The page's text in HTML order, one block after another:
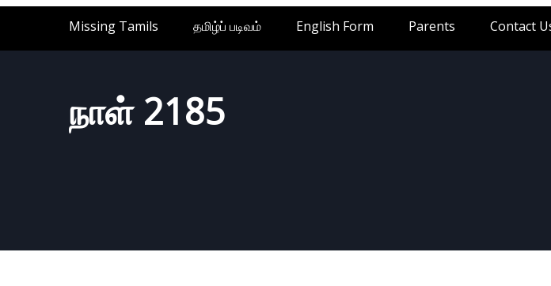
Missing Tamils தமிழ்ப் படிவம் English Form Parents Contact
நாள் 2185